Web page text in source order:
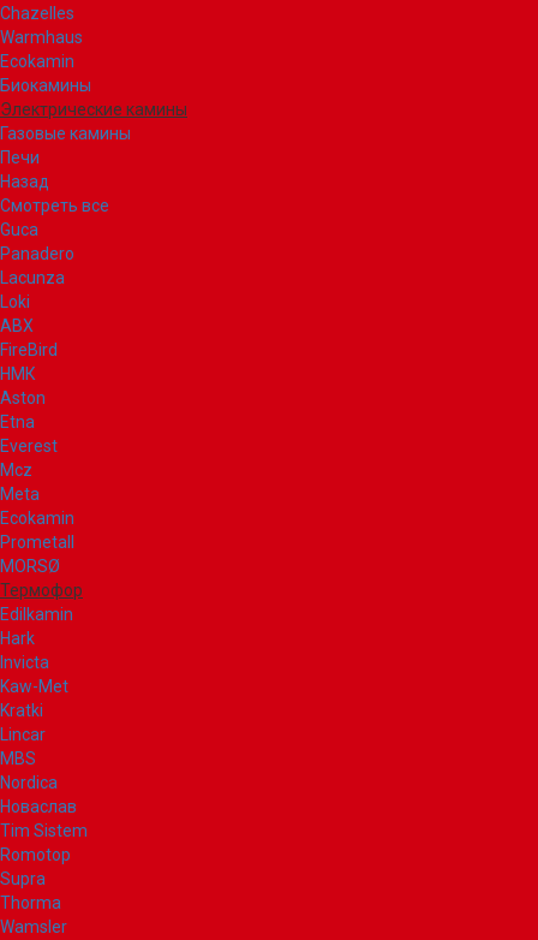
Chazelles
Warmhaus
Ecokamin
Биокамины
Электрические камины
Газовые камины
Печи
Назад
Смотреть все
Guca
Panadero
Lacunza
Loki
ABX
FireBird
НМК
Aston
Etna
Everest
Mcz
Meta
Ecokamin
Prometall
MORSØ
Термофор
Edilkamin
Hark
Invicta
Kaw-Met
Kratki
Lincar
MBS
Nordica
Новаслав
Tim Sistem
Romotop
Supra
Thorma
Wamsler